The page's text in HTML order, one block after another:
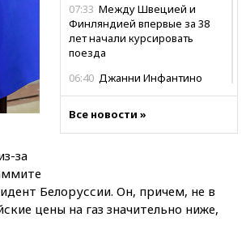
07:33 Между Швецией и
Финляндией впервые за 38
лет начали курсировать
поезда
06:40 Джанни Инфантино
06:33ВВС: работы Бэнкси
05:37 Почти треть россиян
готовы к покупке квартиры
Все новости »
за
Белоруссии. Он, причем, не в
цены на газ значительно ниже,